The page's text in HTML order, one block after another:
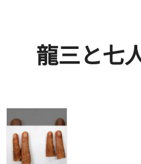
龍三と七